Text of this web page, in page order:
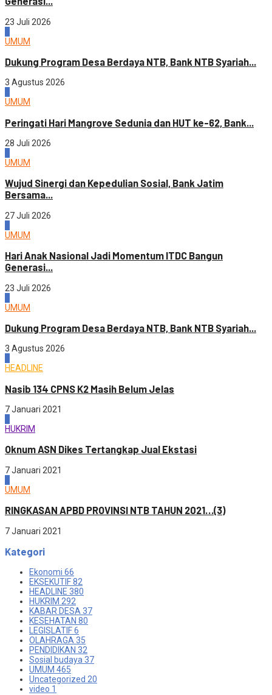
23 Juli 2026
UMUM
Dukung Program Desa Berdaya NTB, Bank NTB Syariah...
3 Agustus 2026
UMUM
Peringati Hari Mangrove Sedunia dan HUT ke-62, Bank...
28 Juli 2026
UMUM
Wujud Sinergi dan Kepedulian Sosial, Bank Jatim
Bersama...
27 Juli 2026
UMUM
Hari Anak Nasional Jadi Momentum ITDC Bangun
Generasi...
23 Juli 2026
UMUM
Dukung Program Desa Berdaya NTB, Bank NTB Syariah...
3 Agustus 2026
HEADLINE
Nasib 134 CPNS K2 Masih Belum Jelas
7 Januari 2021
HUKRIM
Oknum ASN Dikes Tertangkap Jual Ekstasi
7 Januari 2021
UMUM
RINGKASAN APBD PROVINSI NTB TAHUN 2021…(3)
7 Januari 2021
Kategori
Ekonomi 66
EKSEKUTIF82
HEADLINE 380
HUKRIM 292
KABAR DESA37
KESEHATAN 80
LEGISLATIF6
OLAHRAGA35
PENDIDIKAN 32
Sosial budaya37
UMUM 465
Uncategorized 20
video 1